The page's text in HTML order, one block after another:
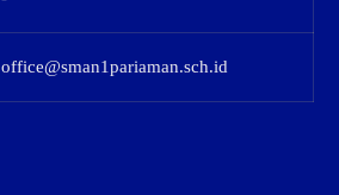
office@sman1pariaman.sch.id